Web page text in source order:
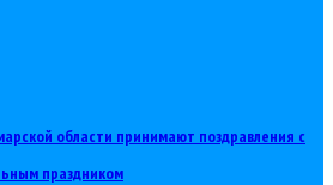
области принимают поздравления с
праздником